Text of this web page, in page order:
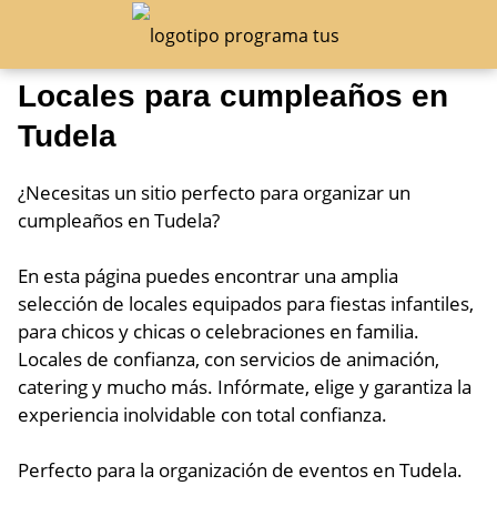
Locales para cumpleaños en
Tudela
¿Necesitas un sitio perfecto para organizar un
cumpleaños en Tudela?
En esta página puedes encontrar una amplia
selección de locales equipados para fiestas infantiles,
para chicos y chicas o celebraciones en familia.
Locales de confianza, con servicios de animación,
catering y mucho más. Infórmate, elige y garantiza la
experiencia inolvidable con total confianza.
Perfecto para la organización de eventos en Tudela.